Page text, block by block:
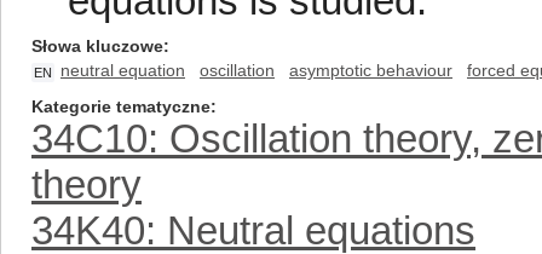
Słowa kluczowe
EN neutral equation oscillation asymptotic behaviour
forced
Kategorie tematyczne
34C10: Oscillation theory,
theory
34K40: Neutral equations